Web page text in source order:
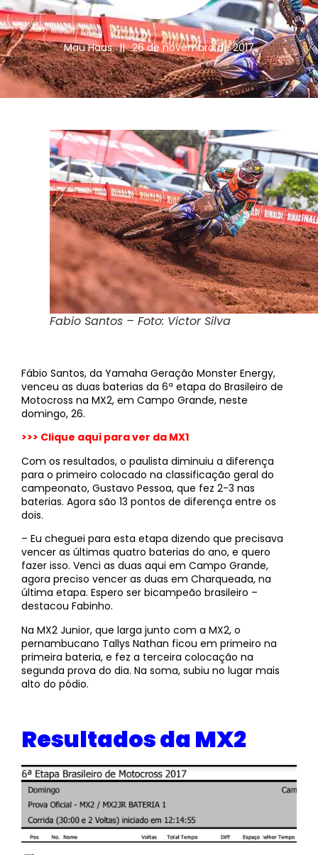
Mau Haas || 26 de novembro de 2017
Fabio Santos – Foto: Victor Silva
Fábio Santos, da Yamaha Geração Monster Energy,
venceu as duas baterias da 6ª etapa do Brasileiro de
Motocross na MX2, em Campo Grande, neste
domingo, 26.
>>> Clique aqui para ver da MX1
Com os resultados, o paulista diminuiu a diferença
para o primeiro colocado na classificação geral do
campeonato, Gustavo Pessoa, que fez 2-3 nas
baterias. Agora são 13 pontos de diferença entre os
dois.
– Eu cheguei para esta etapa dizendo que precisava
vencer as últimas quatro baterias do ano, e quero
fazer isso. Venci as duas aqui em Campo Grande,
agora preciso vencer as duas em Charqueada, na
última etapa. Espero ser bicampeão brasileiro –
destacou Fabinho.
Na MX2 Junior, que larga junto com a MX2, o
pernambucano Tallys Nathan ficou em primeiro na
primeira bateria, e fez a terceira colocação na
segunda prova do dia. Na soma, subiu no lugar mais
alto do pódio.
Resultados da MX2